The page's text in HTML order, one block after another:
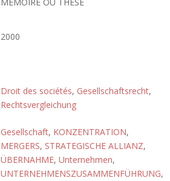
2000
Droit des sociétés, Gesellschaftsrecht,
Rechtsvergleichung
Gesellschaft, KONZENTRATION,
MERGERS, STRATEGISCHE ALLIANZ,
ÜBERNAHME, Unternehmen,
UNTERNEHMENSZUSAMMENFÜHRUNG,